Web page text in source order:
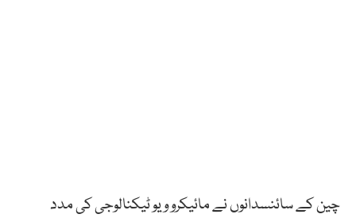
چین کے سائنسدانوں نے مائیکرو ویو ٹیکنالوجی کی مدد